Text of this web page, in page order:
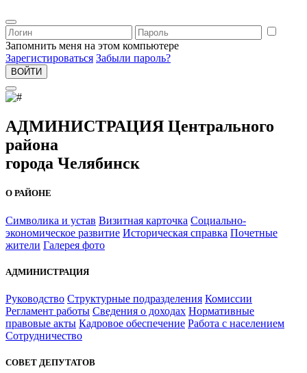
Запомнить меня на этом компьютере
Зарегистироваться Забыли пароль?
ВОЙТИ
АДМИНИСТРАЦИЯ Центрального
района
города Челябинск
О РАЙОНЕ
Символика и устав Визитная карточка Социально-
экономическое развитие Историческая справка Почетные
жители Галерея фото
АДМИНИСТРАЦИЯ
Руководство Структурные подразделения Комиссии
Регламент работы Сведения о доходах Нормативные
правовые акты Кадровое обеспечение Работа с населением
Сотрудничество
СОВЕТ ДЕПУТАТОВ